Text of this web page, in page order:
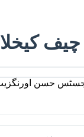
حسن اورنگزیب